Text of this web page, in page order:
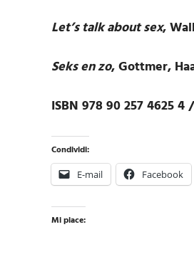
Let’s talk about sex,
Seks en zo, Gottmer,
ISBN 978 90 257 4625 4
Condividi:
E-mail Facebook
Mi piace: